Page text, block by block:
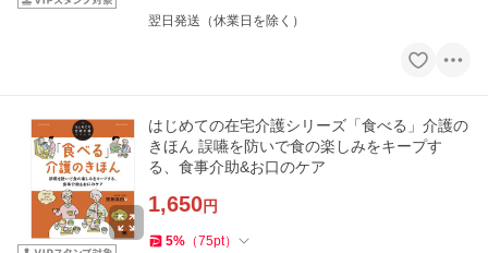
翌日発送（休業日を除く）
はじめての在宅介護シリーズ「食べる」介護の
きほん 誤嚥を防いで食の楽しみをキープす
る、食事介助&お口のケア
1,650円
5% （75pt）